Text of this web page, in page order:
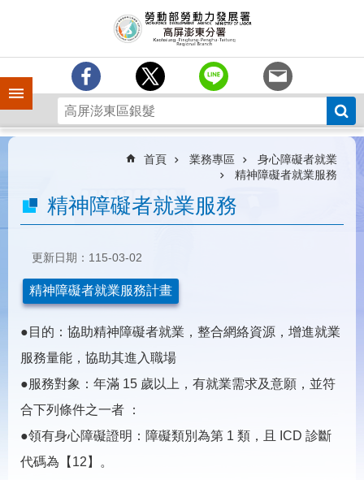
手機側欄
中
分
簡
務
民
服
載
專
常
問
首頁 業務專區
身心障礙者就業
精神障礙者就業服務
精神障礙者就業服務
更新日期：115-03-02
精神障礙者就業服務計畫
●目的：協助精神障礙者就業，整合網絡資源，增進就業
服務量能，協助其進入職場
●服務對象：年滿 15 歲以上，有就業需求及意願，並符
合下列條件之一者 ：
●領有身心障礙證明：障礙類別為第 1 類，且 ICD 診斷
代碼為【12】。